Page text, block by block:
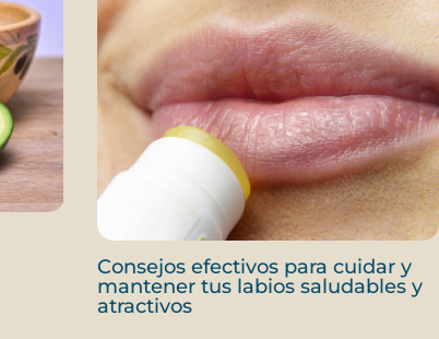
Consejos efectivos para cuidar y
mantener tus labios saludables y
atractivos